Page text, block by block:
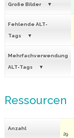
Große Bilder
Fehlende ALT-
Tags
Mehrfachverwendung
ALT-Tags
Ressourcen
Anzahl
29